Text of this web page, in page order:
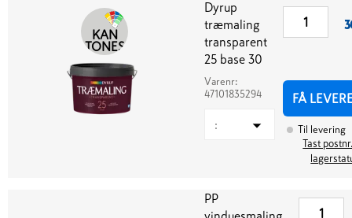
KAN
TONES
Dyrup
træmaling
transparent
25 base 30
Varenr:
47101835294
:
FÅ
Til levering
Tast
PP